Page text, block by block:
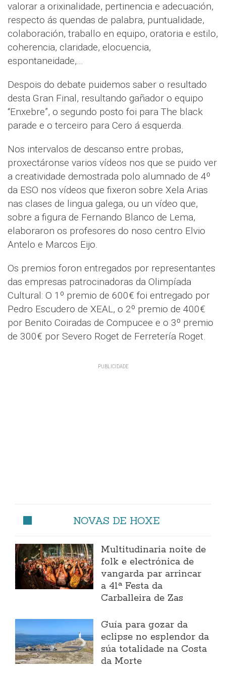
valorar a orixinalidade, pertinencia e adecuación,
respecto ás quendas de palabra, puntualidade,
colaboración, traballo en equipo, oratoria e estilo,
coherencia, claridade, elocuencia,
espontaneidade,…
Despois do debate puidemos saber o resultado
desta Gran Final, resultando gañador o equipo
“Enxebre”, o segundo posto foi para The black
parade e o terceiro para Cero á esquerda.
Nos intervalos de descanso entre probas,
proxectáronse varios vídeos nos que se puido ver
a creatividade demostrada polo alumnado de 4º
da ESO nos vídeos que fixeron sobre Xela Arias
nas clases de lingua galega, ou un vídeo que,
sobre a figura de Fernando Blanco de Lema,
elaboraron os profesores do noso centro Elvio
Antelo e Marcos Eijo.
Os premios foron entregados por representantes
das empresas patrocinadoras da Olimpíada
Cultural: O 1º premio de 600€ foi entregado por
Pedro Escudero de XEAL, o 2º premio de 400€
por Benito Coiradas de Compucee e o 3º premio
de 300€ por Severo Roget de Ferretería Roget.
NOVAS DE HOXE
Multitudinaria noite de
folk e electrónica de
vangarda par arrincar
a 41ª Festa da
Carballeira de Zas
Guía para gozar da
eclipse no esplendor da
súa totalidade na Costa
da Morte